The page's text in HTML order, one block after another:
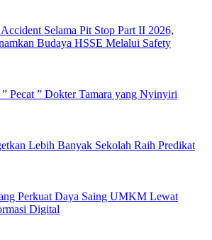
Selama Pit Stop Part II 2026,
Budaya HSSE Melalui Safety
Pecat ” Dokter Tamara yang Nyinyiri
Lebih Banyak Sekolah Raih Predikat
Perkuat Daya Saing UMKM Lewat
Digital